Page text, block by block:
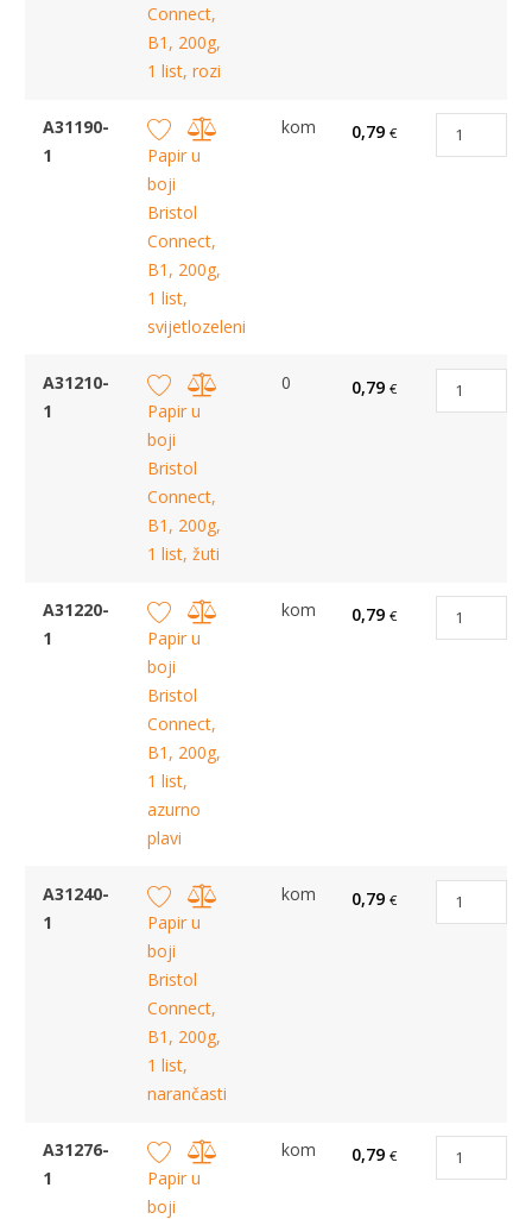
Connect,
B1, 200g,
1 list, rozi
A31190-
1
Papir u
boji
Bristol
Connect,
B1, 200g,
1 list,
svijetlozeleni
kom 0,79 €
A31210-
1
Papir u
boji
Bristol
Connect,
B1, 200g,
1 list, žuti
0 0,79 €
A31220-
1
Papir u
boji
Bristol
Connect,
B1, 200g,
1 list,
azurno
plavi
kom 0,79 €
A31240-
1
Papir u
boji
Bristol
Connect,
B1, 200g,
1 list,
narančasti
kom 0,79 €
A31276-
1
Papir u
boji
kom 0,79 €